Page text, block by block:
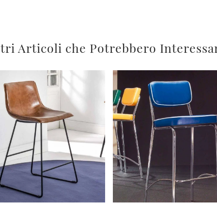
Articoli che Potrebbero